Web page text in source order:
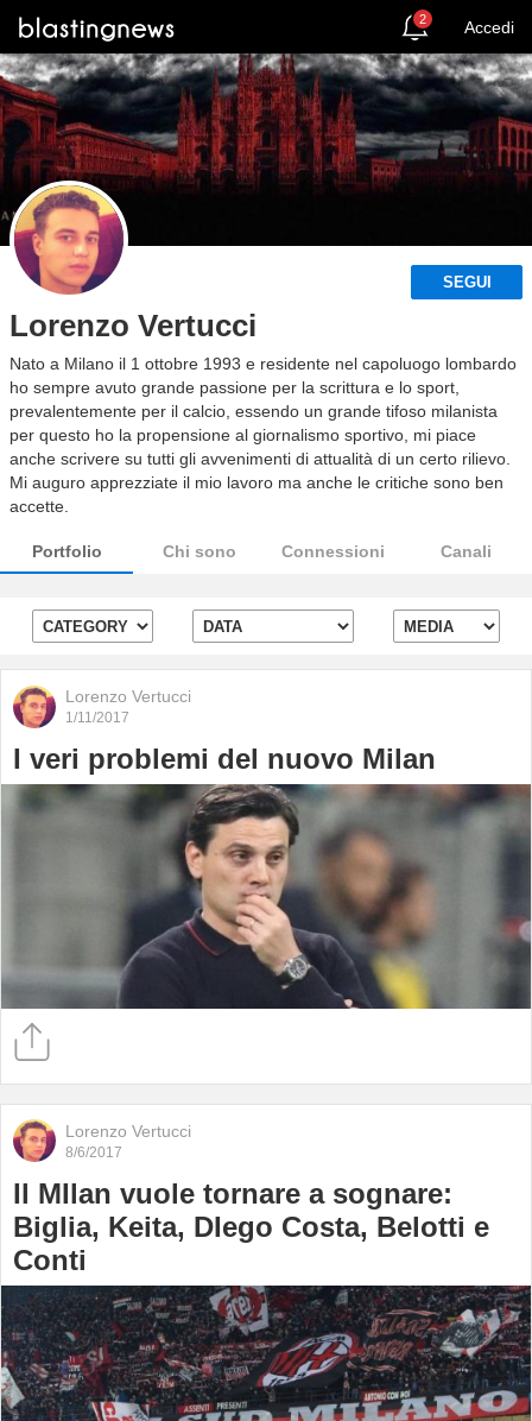
2 Accedi
SEGUI
Lorenzo Vertucci
Nato a Milano il 1 ottobre 1993 e residente nel capoluogo lombardo
ho sempre avuto grande passione per la scrittura e lo sport,
prevalentemente per il calcio, essendo un grande tifoso milanista
per questo ho la propensione al giornalismo sportivo, mi piace
anche scrivere su tutti gli avvenimenti di attualità di un certo rilievo.
Mi auguro apprezziate il mio lavoro ma anche le critiche sono ben
accette.
Portfolio Chi sono Connessioni Canali
Lorenzo Vertucci
1/11/2017
I veri problemi del nuovo Milan
Lorenzo Vertucci
8/6/2017
Il MIlan vuole tornare a sognare:
Biglia, Keita, DIego Costa, Belotti e
Conti